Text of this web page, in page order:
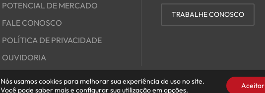
POTENCIAL DE MERCADO
FALE CONOSCO
POLÍTICA DE PRIVACIDADE
OUVIDORIA
TRABALHE CONOSCO
Nós usamos cookies para melhorar sua experiência de uso no site.
Você pode saber mais e configurar sua utilização emopções. Aceitar